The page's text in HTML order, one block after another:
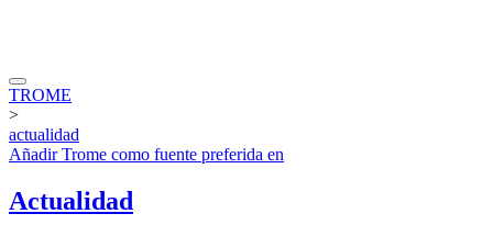
TROME
>
actualidad
AñadirTrome como fuente preferida en
Actualidad